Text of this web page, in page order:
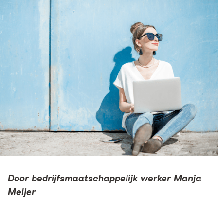
Door bedrijfsmaatschappelijk werker Manja
Meijer